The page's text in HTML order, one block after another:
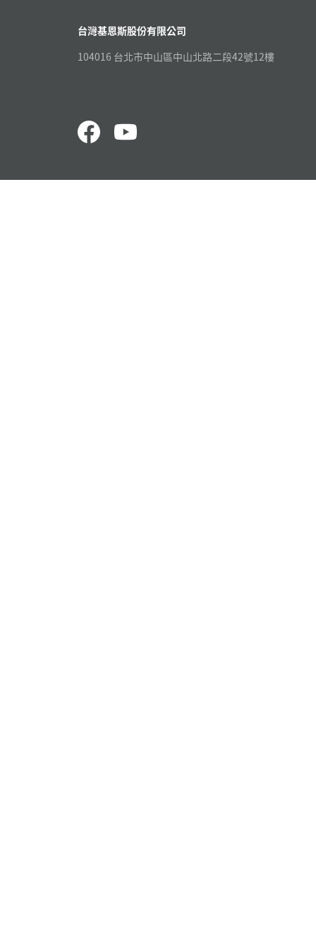
台灣基恩斯股份有限公司
104016 台北市中山區中山北路二段42號12樓